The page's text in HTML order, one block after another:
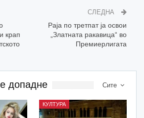
крап
СЛЕДНА
Раја по третпат ја освои
„Златната ракавица“ во
Премиерлигата
Сите
допадне
КУЛТУРА